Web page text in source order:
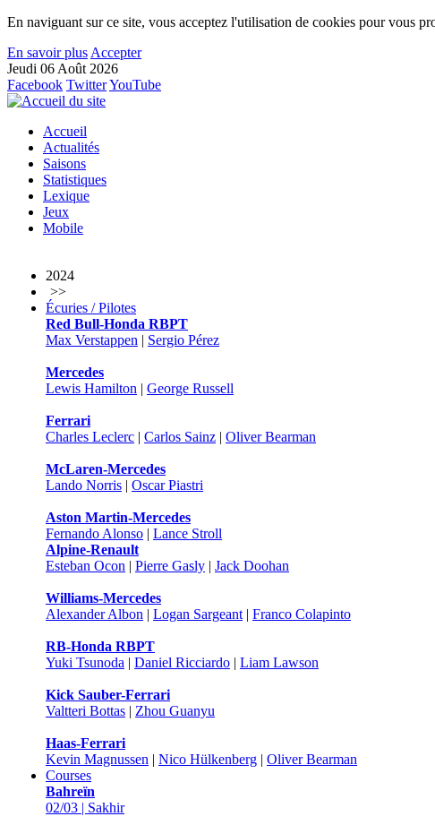
En naviguant sur ce site, vous acceptez l'utilisation de cookies pour vous
En savoir plus Accepter
Jeudi 06 Août 2026
Facebook TwitterYouTube
Accueil
Actualités
Saisons
Statistiques
Lexique
Jeux
Mobile
2024
>>
Écuries / Pilotes
Red Bull-Honda RBPT
Max Verstappen | Sergio Pérez
Mercedes
Lewis Hamilton | George Russell
Ferrari
Charles Leclerc | Carlos Sainz | Oliver Bearman
McLaren-Mercedes
Lando Norris | Oscar Piastri
Aston Martin-Mercedes
Fernando Alonso | Lance Stroll
Alpine-Renault
Esteban Ocon | Pierre Gasly | Jack Doohan
Williams-Mercedes
Alexander Albon | Logan Sargeant | Franco Colapinto
RB-Honda RBPT
Yuki Tsunoda | Daniel Ricciardo | Liam Lawson
Kick Sauber-Ferrari
Valtteri Bottas | Zhou Guanyu
Haas-Ferrari
Kevin Magnussen | Nico Hülkenberg | Oliver Bearman
Courses
Bahreïn
02/03 | Sakhir